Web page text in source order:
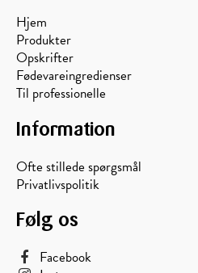
Hjem
Produkter
Opskrifter
Fødevareingredienser
Til professionelle
Information
Ofte stillede spørgsmål
Privatlivspolitik
Følg os
Facebook